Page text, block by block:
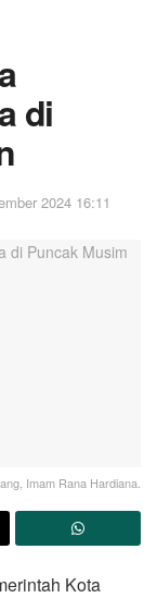
di
2024 16:11
Imam Rana Hardiana.
Kota